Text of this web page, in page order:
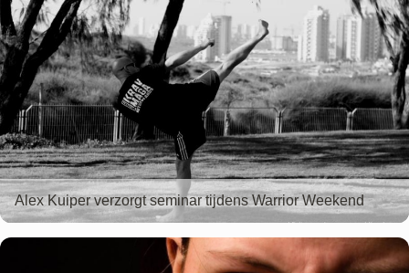
Alex Kuiper verzorgt seminar tijdens Warrior Weekend